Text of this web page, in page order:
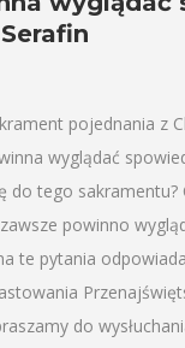
pojednania z
wyglądać
do tego sakramentu?
powinno
te pytania
do